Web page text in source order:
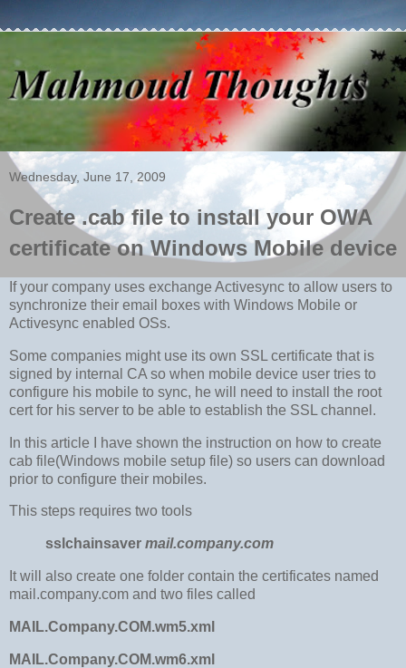
Wednesday, June 17, 2009
Create .cab file to install your OWA
certificate on Windows Mobile device
If your company uses exchange Activesync to allow users to
synchronize their email boxes with Windows Mobile or
Activesync enabled OSs.
Some companies might use its own SSL certificate that is
signed by internal CA so when mobile device user tries to
configure his mobile to sync, he will need to install the root
cert for his server to be able to establish the SSL channel.
In this article I have shown the instruction on how to create
cab file(Windows mobile setup file) so users can download
prior to configure their mobiles.
This steps requires two tools
sslchainsaver mail.company.com
It will also create one folder contain the certificates named
mail.company.com and two files called
MAIL.Company.COM.wm5.xml
MAIL.Company.COM.wm6.xml